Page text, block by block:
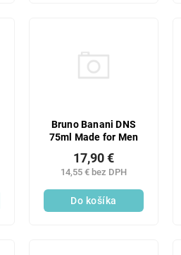
Bruno Banani DNS
75ml Made for Men
14,55 € bez DPH
17,90 €
Do košíka